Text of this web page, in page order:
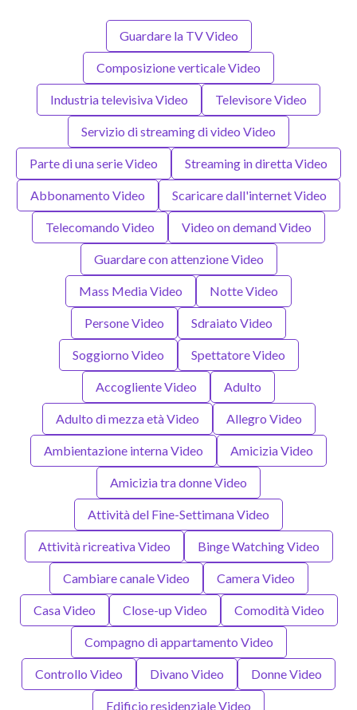
Guardare la TV Video
Composizione verticale Video
Industria televisiva Video Televisore Video
Servizio di streaming di video Video
Parte di una serie Video Streaming in diretta Video
Abbonamento Video Scaricare dall'internet Video
Telecomando Video Video on demand Video
Guardare con attenzione Video
Mass Media Video Notte Video
Persone Video Sdraiato Video
Soggiorno Video Spettatore Video
Accogliente Video Adulto
Adulto di mezza età Video Allegro Video
Ambientazione interna Video Amicizia Video
Amicizia tra donne Video
Attività del Fine-Settimana Video
Attività ricreativa Video Binge Watching Video
Cambiare canale Video Camera Video
Casa Video Close-up Video Comodità Video
Compagno di appartamento Video
Controllo Video Divano Video Donne Video
Edificio residenziale Video